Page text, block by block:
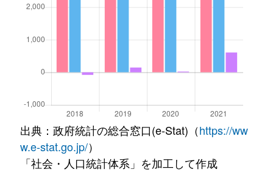
出典：政府統計の総合窓口(e-Stat)（https://ww
w.e-stat.go.jp/）
「社会・人口統計体系」を加工して作成